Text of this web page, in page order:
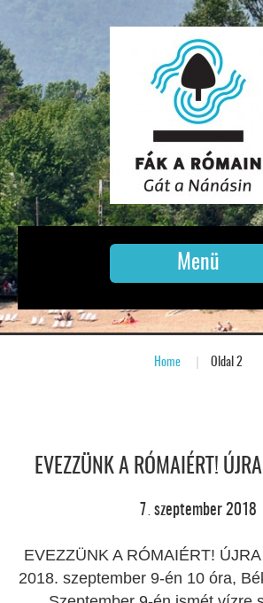
Menü
Home Oldal 2
EVEZZÜNK A RÓMAIÉRT!
7 . szeptember 2018
EVEZZÜNK A RÓMAIÉRT!
2018. szeptember 9-én 10 óra,